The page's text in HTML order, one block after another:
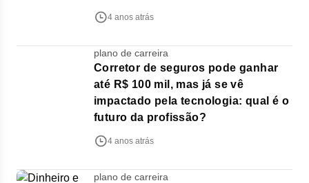
4 anos atrás
plano de carreira
Corretor de seguros pode ganhar
até R$ 100 mil, mas já se vê
impactado pela tecnologia: qual é o
futuro da profissão?
4 anos atrás
plano de carreira